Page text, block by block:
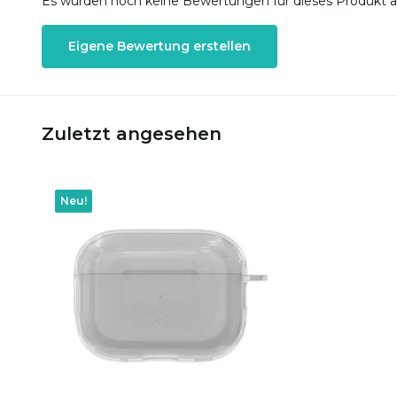
Eigene Bewertung erstellen
Zuletzt angesehen
Neu!